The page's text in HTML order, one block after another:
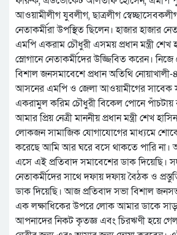
আওয়ামীলীগ যুবলীগ, ছাত্রলীগ
নেতাকর্মীরা উপস্থিত ছিলেন। হাজার হাজার
এমপি একরাম চৌধুরী এসময় প্রধান মন্ত্রী শেখ
স্লোগানে নেতাকর্মীদের উজ্জিবিত করেন।
বিশাল জনসমাবেশে প্রধান অতিথি
আসনের এমপি ও জেলা আওয়ামীগের সাবেক
একরামুল করিম চৌধুরী বিকেল পোনে পাঁচটায়
আমার প্রিয় নেত্রী মাননীয় প্রধান মন্ত্রী শেখ
লোকজন সামাজিক যোগাযোগের মাধ্যমে
করেছে আমি আর ঘরে বসে থাকতে পারি না।
এসে এই প্রতিবাদ সমাবেশের ডাক দিয়েছি।
নেতাকর্মীদের সাথে দফায় দফায় বৈঠক ও
ডাক দিয়েছি। আজ প্রতিবাদ সভা বিশাল
এক লক্ষাধিকের উপরে লোক আমার ডাকে
আপনাদের নিকট কৃতজ্ঞ এবং চিরঋণী হয়ে